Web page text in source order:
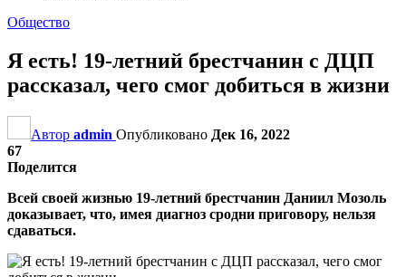
Общество
Я есть! 19-летний брестчанин с ДЦП
рассказал, чего смог добиться в жизни
Автор admin Опубликовано Дек 16, 2022
67
Поделится
Всей своей жизнью 19-летний брестчанин Даниил Мозоль
доказывает, что, имея диагноз сродни приговору, нельзя
сдаваться.